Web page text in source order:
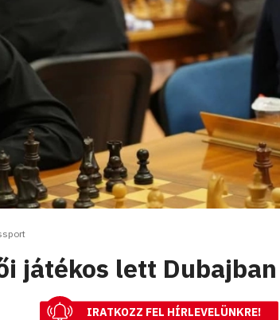
játékos lett Dubajban
IRATKOZZ FEL HÍRLEVELÜNKRE!